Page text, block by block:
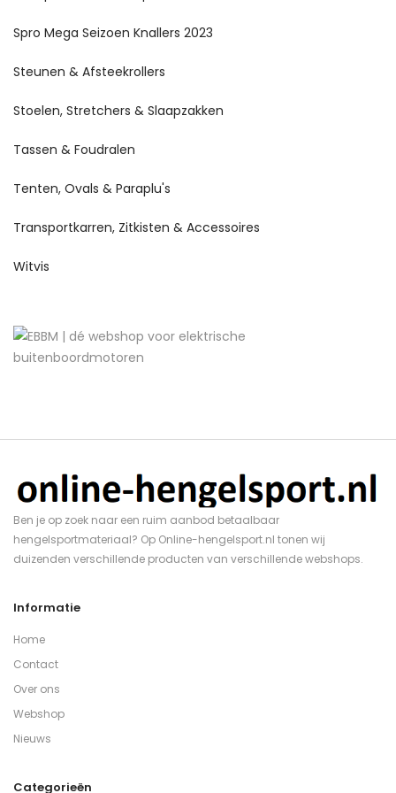
Spro Mega Seizoen Knallers 2023
Steunen & Afsteekrollers
Stoelen, Stretchers & Slaapzakken
Tassen & Foudralen
Tenten, Ovals & Paraplu's
Transportkarren, Zitkisten & Accessoires
Witvis
Ben je op zoek naar een ruim aanbod betaalbaar
hengelsportmateriaal? Op Online-hengelsport.nl tonen wij
duizenden verschillende producten van verschillende webshops.
Informatie
Home
Contact
Over ons
Webshop
Nieuws
Categorieën